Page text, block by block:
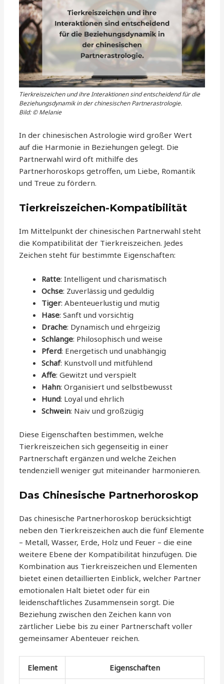
Tierkreiszeichen und ihre Interaktionen sind entscheidend für die
Beziehungsdynamik in der chinesischen Partnerastrologie.
Bild: © Melanie
In der chinesischen Astrologie wird großer Wert
auf die Harmonie in Beziehungen gelegt. Die
Partnerwahl wird oft mithilfe des
Partnerhoroskops getroffen, um Liebe, Romantik
und Treue zu fördern.
Tierkreiszeichen-Kompatibilität
Im Mittelpunkt der chinesischen Partnerwahl steht
die Kompatibilität der Tierkreiszeichen. Jedes
Zeichen steht für bestimmte Eigenschaften:
Ratte: Intelligent und charismatisch
Ochse: Zuverlässig und geduldig
Tiger: Abenteuerlustig und mutig
Hase: Sanft und vorsichtig
Drache: Dynamisch und ehrgeizig
Schlange: Philosophisch und weise
Pferd: Energetisch und unabhängig
Schaf: Kunstvoll und mitfühlend
Affe: Gewitzt und verspielt
Hahn: Organisiert und selbstbewusst
Hund: Loyal und ehrlich
Schwein: Naiv und großzügig
Diese Eigenschaften bestimmen, welche
Tierkreiszeichen sich gegenseitig in einer
Partnerschaft ergänzen und welche Zeichen
tendenziell weniger gut miteinander harmonieren.
Das Chinesische Partnerhoroskop
Das chinesische Partnerhoroskop berücksichtigt
neben den Tierkreiszeichen auch die fünf Elemente
– Metall, Wasser, Erde, Holz und Feuer – die eine
weitere Ebene der Kompatibilität hinzufügen. Die
Kombination aus Tierkreiszeichen und Elementen
bietet einen detaillierten Einblick, welcher Partner
emotionalen Halt bietet oder für ein
leidenschaftliches Zusammensein sorgt. Die
Beziehung zwischen den Zeichen kann von
zärtlicher Liebe bis zu einer Partnerschaft voller
gemeinsamer Abenteuer reichen.
Element Eigenschaften